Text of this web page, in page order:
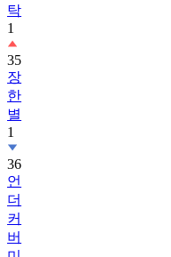
탁
1
35
장
한
별
1
36
언
더
커
버